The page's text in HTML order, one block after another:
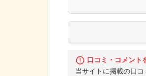
口コミ・コメント
当サイトに掲載の口